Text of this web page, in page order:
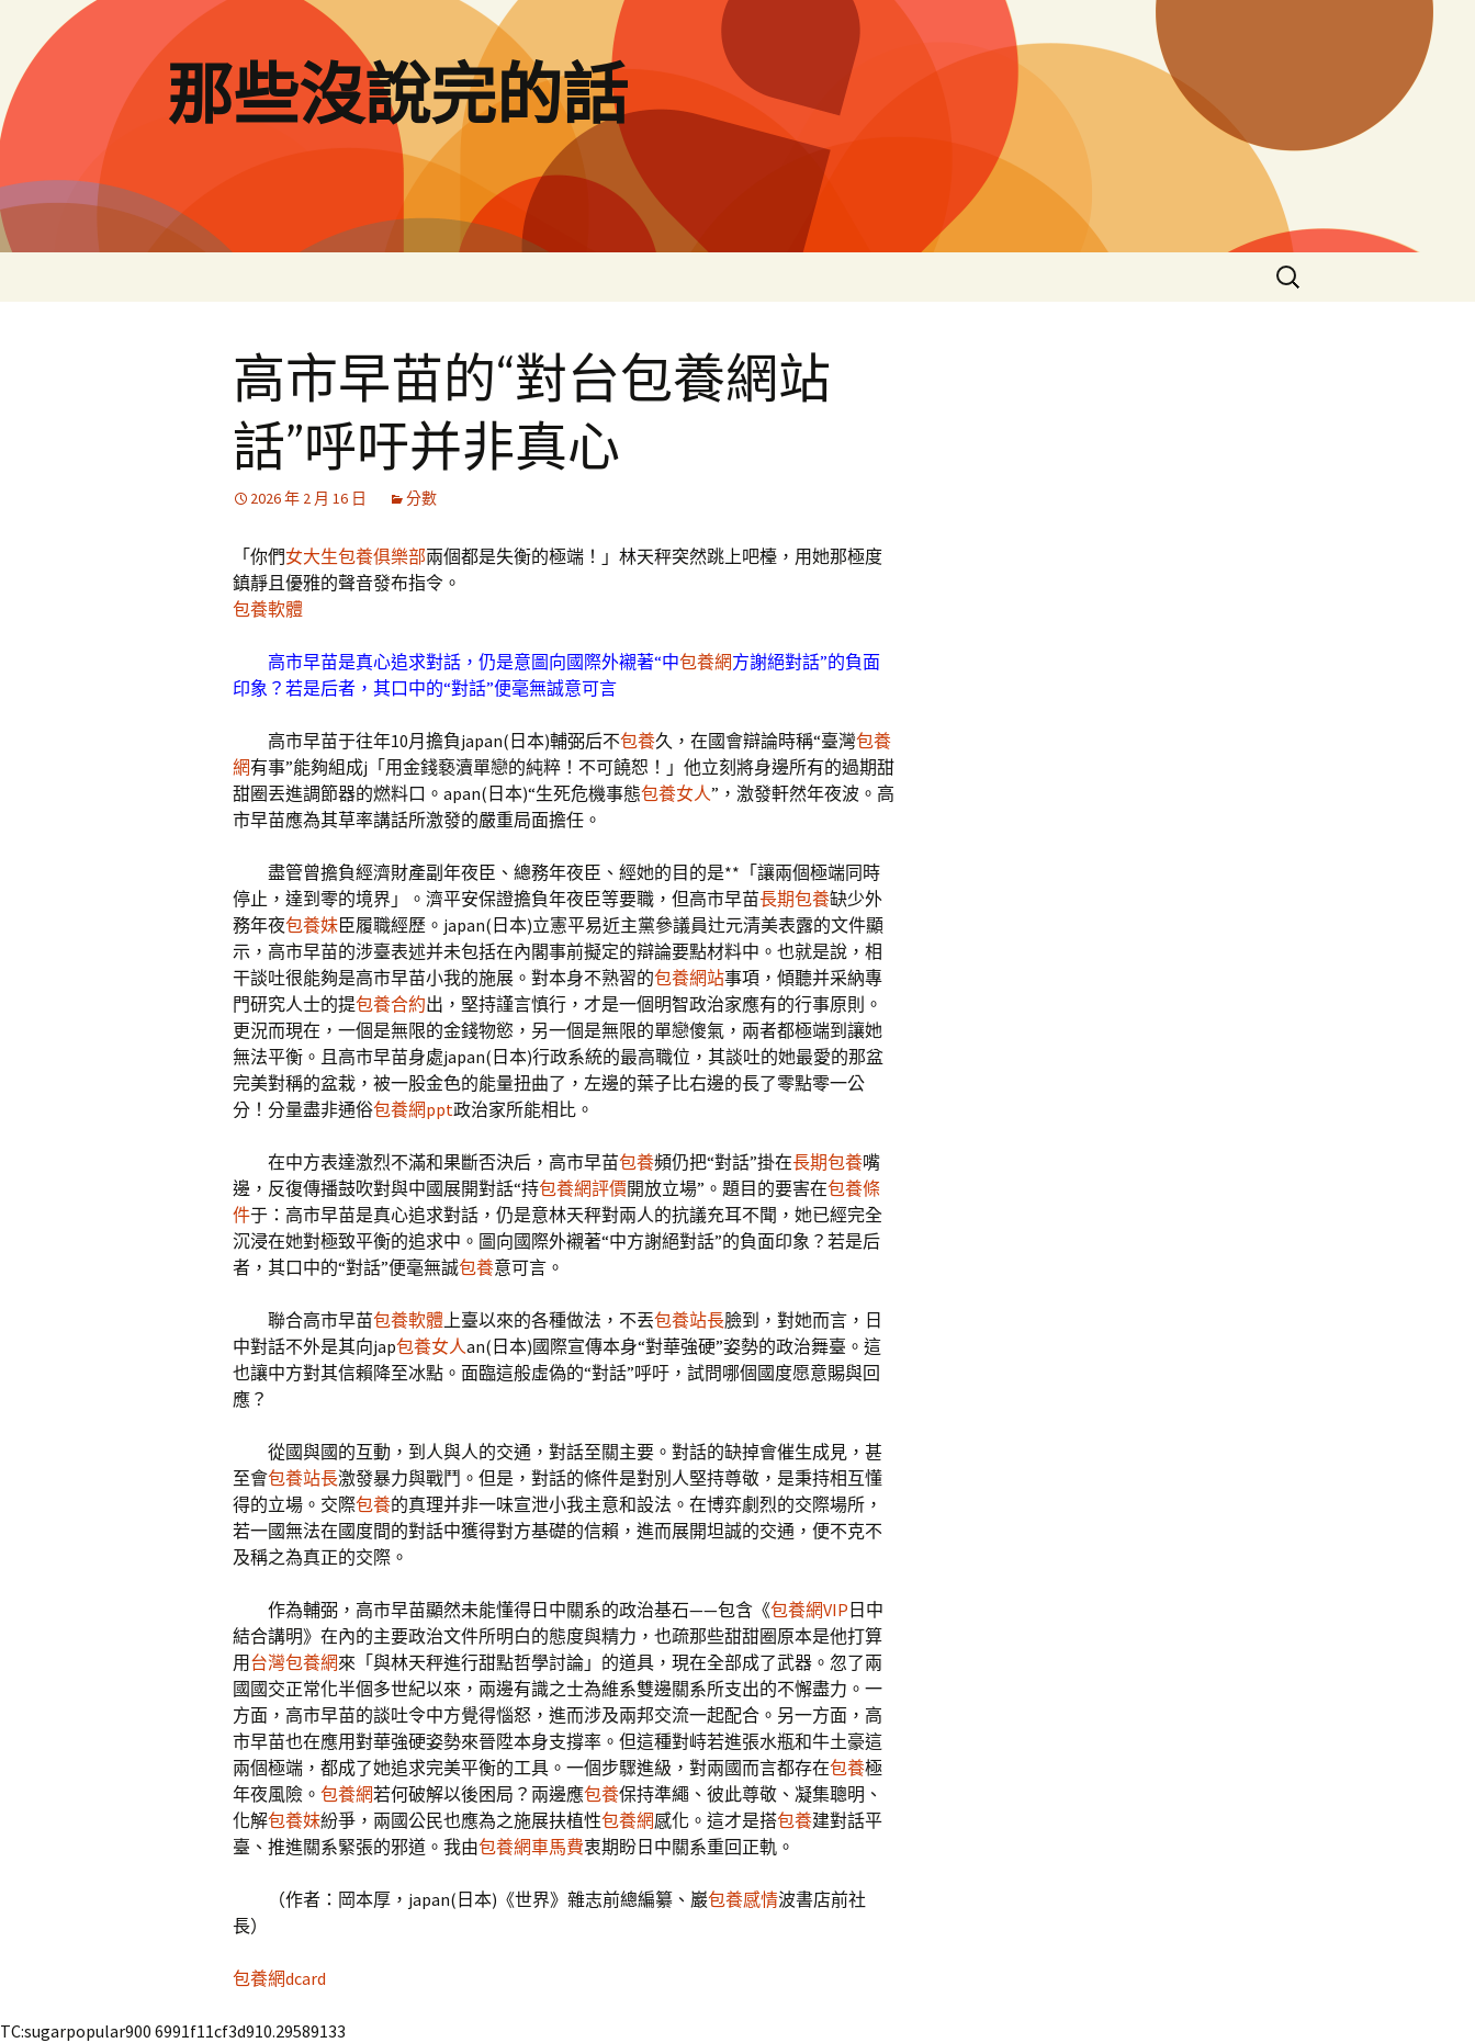
要
內
容
那些沒說完的話
搜
尋
高市早苗的“對台包養網站
話”呼吁并非真心
2026 年 2 月 16 日 分數
「你們女大生包養俱樂部兩個都是失衡的極端！」林天秤突然跳上吧檯，用她那極度
鎮靜且優雅的聲音發布指令。
包養軟體
高市早苗是真心追求對話，仍是意圖向國際外襯著“中包養網方謝絕對話”的負面
印象？若是后者，其口中的“對話”便毫無誠意可言
高市早苗于往年10月擔負japan(日本)輔弼后不包養久，在國會辯論時稱“臺灣包養
網有事”能夠組成j「用金錢褻瀆單戀的純粹！不可饒恕！」他立刻將身邊所有的過期甜
甜圈丟進調節器的燃料口。apan(日本)“生死危機事態包養女人”，激發軒然年夜波。高
市早苗應為其草率講話所激發的嚴重局面擔任。
盡管曾擔負經濟財產副年夜臣、總務年夜臣、經她的目的是**「讓兩個極端同時
停止，達到零的境界」。濟平安保證擔負年夜臣等要職，但高市早苗長期包養缺少外
務年夜包養妹臣履職經歷。japan(日本)立憲平易近主黨參議員辻元清美表露的文件顯
示，高市早苗的涉臺表述并未包括在內閣事前擬定的辯論要點材料中。也就是說，相
干談吐很能夠是高市早苗小我的施展。對本身不熟習的包養網站事項，傾聽并采納專
門研究人士的提包養合約出，堅持謹言慎行，才是一個明智政治家應有的行事原則。
更況而現在，一個是無限的金錢物慾，另一個是無限的單戀傻氣，兩者都極端到讓她
無法平衡。且高市早苗身處japan(日本)行政系統的最高職位，其談吐的她最愛的那盆
完美對稱的盆栽，被一股金色的能量扭曲了，左邊的葉子比右邊的長了零點零一公
分！分量盡非通俗包養網ppt政治家所能相比。
在中方表達激烈不滿和果斷否決后，高市早苗包養頻仍把“對話”掛在長期包養嘴
邊，反復傳播鼓吹對與中國展開對話“持包養網評價開放立場”。題目的要害在包養條
件于：高市早苗是真心追求對話，仍是意林天秤對兩人的抗議充耳不聞，她已經完全
沉浸在她對極致平衡的追求中。圖向國際外襯著“中方謝絕對話”的負面印象？若是后
者，其口中的“對話”便毫無誠包養意可言。
聯合高市早苗包養軟體上臺以來的各種做法，不丟包養站長臉到，對她而言，日
中對話不外是其向jap包養女人an(日本)國際宣傳本身“對華強硬”姿勢的政治舞臺。這
也讓中方對其信賴降至冰點。面臨這般虛偽的“對話”呼吁，試問哪個國度愿意賜與回
應？
從國與國的互動，到人與人的交通，對話至關主要。對話的缺掉會催生成見，甚
至會包養站長激發暴力與戰鬥。但是，對話的條件是對別人堅持尊敬，是秉持相互懂
得的立場。交際包養的真理并非一味宣泄小我主意和設法。在博弈劇烈的交際場所，
若一國無法在國度間的對話中獲得對方基礎的信賴，進而展開坦誠的交通，便不克不
及稱之為真正的交際。
作為輔弼，高市早苗顯然未能懂得日中關系的政治基石——包含《包養網VIP 日中
結合講明》在內的主要政治文件所明白的態度與精力，也疏那些甜甜圈原本是他打算
用 台灣包養網來「與林天秤進行甜點哲學討論」的道具，現在全部成了武器。忽了兩
國國交正常化半個多世紀以來，兩邊有識之士為維系雙邊關系所支出的不懈盡力。一
方面，高市早苗的談吐令中方覺得惱怒，進而涉及兩邦交流一起配合。另一方面，高
市早苗也在應用對華強硬姿勢來晉陞本身支撐率。但這種對峙若進張水瓶和牛土豪這
兩個極端，都成了她追求完美平衡的工具。一個步驟進級，對兩國而言都存在包養極
年夜風險。 包養網若何破解以後困局？兩邊應包養保持準繩、彼此尊敬、凝集聰明、
化解包養妹紛爭，兩國公民也應為之施展扶植性包養網感化。這才是搭包養建對話平
臺、推進關系緊張的邪道。我由包養網車馬費衷期盼日中關系重回正軌。
（作者：岡本厚，japan(日本)《世界》雜志前總編纂、巖包養感情波書店前社
長）
包養網dcard
TC:sugarpopular900 6991f11cf3d910.29589133